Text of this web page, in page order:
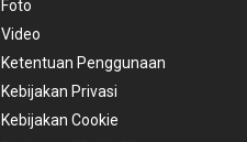
Foto
Video
Ketentuan Penggunaan
Kebijakan Privasi
Kebijakan Cookie